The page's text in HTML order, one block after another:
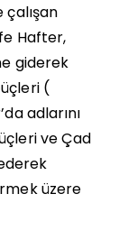
Hafter,
giderek
(
adlarını
ve Çad
üzere